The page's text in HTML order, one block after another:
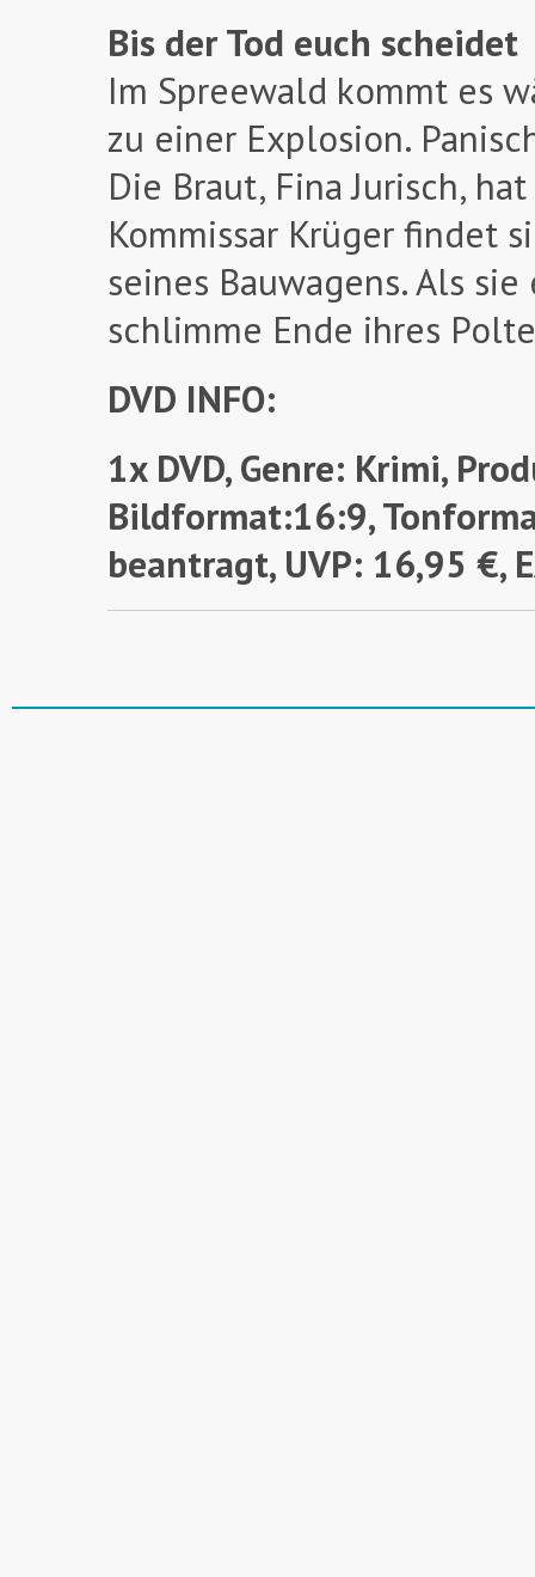
Bis der Tod euch scheidet
Im Spreewald kommt es
zu einer Explosion.
Die Braut, Fina Jurisch,
Kommissar Krüger findet
seines Bauwagens. Als
schlimme Ende ihres
DVD INFO:
1x DVD, Genre: Krimi,
Bildformat:16:9,
beantragt, UVP: 16,95 €,